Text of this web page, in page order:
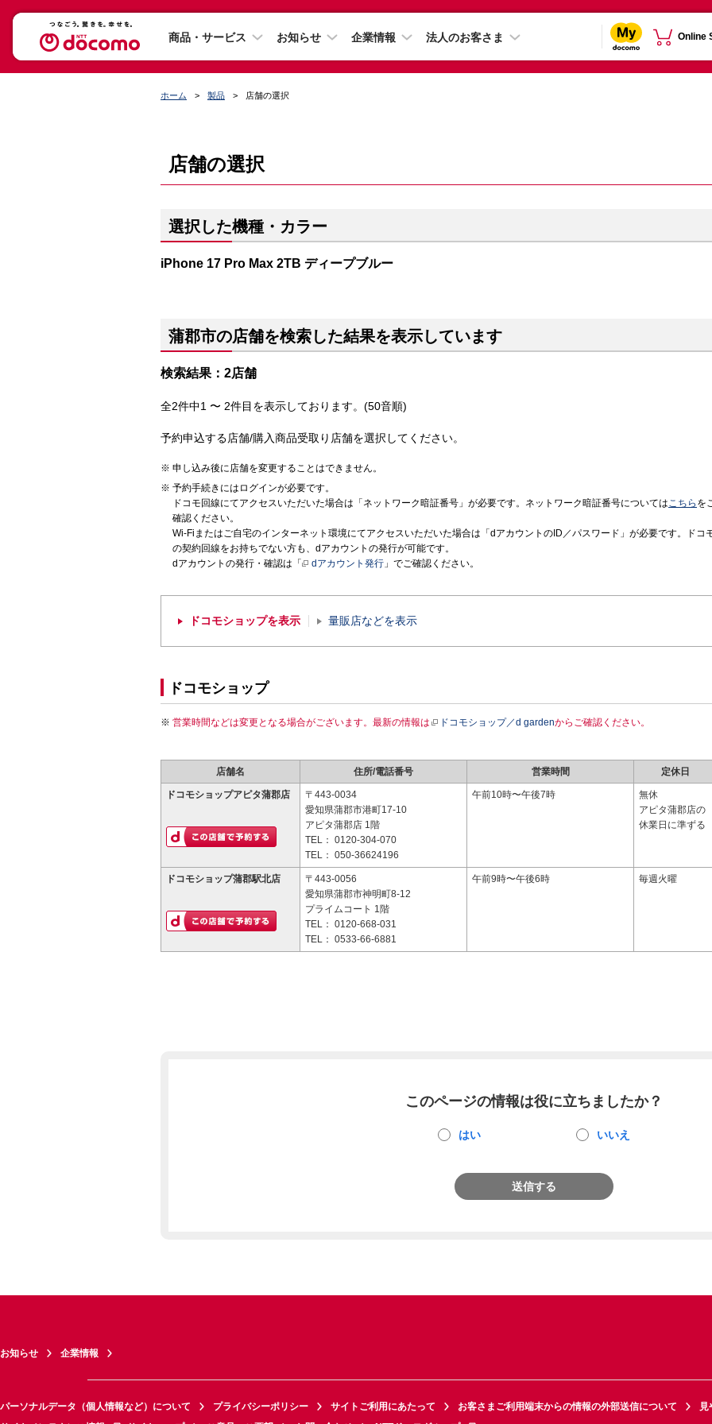
商品・サービス お知らせ 企業情報 法人のお客さま Online
ホーム 製品 店舗の選択
店舗の選択
選択した機種・カラー
iPhone 17 Pro Max 2TB ディープブルー
蒲郡市の店舗を検索した結果を表示しています
検索結果：2店舗
全2件中1 〜 2件目を表示しております。(50音順)
予約申込する店舗/購入商品受取り店舗を選択してください。
申し込み後に店舗を変更することはできません。
予約手続きにはログインが必要です。
ドコモ回線にてアクセスいただいた場合は「ネットワーク暗証番号」が必要です。ネットワーク暗証番号についてはこちら を
確認ください。
Wi-Fiまたはご自宅のインターネット環境にてアクセスいただいた場合は「dアカウントのID／パスワード」が必要です。ドコ
の契約回線をお持ちでない方も、dアカウントの発行が可能です。
dアカウントの発行・確認は「
dアカウント発行 」でご確認ください。
ドコモショップを表示 量販店などを表示
ドコモショップ
営業時間などは変更となる場合がございます。最新の情報は ドコモショップ／d gardenからご確認ください。
店舗名 住所/電話番号 営業時間 定休日
ドコモショップアピタ蒲郡店
〒443-0034
愛知県蒲郡市港町17-10
アピタ蒲郡店 1階
TEL： 0120-304-070
TEL： 050-36624196
午前10時〜午後7時
無休
アピタ蒲郡店の
休業日に準ずる
ドコモショップ蒲郡駅北店
〒443-0056
愛知県蒲郡市神明町8-12
プライムコート 1階
TEL： 0120-668-031
TEL： 0533-66-6881
午前9時〜午後6時 毎週火曜
このページの情報は役に立ちましたか？
はい いいえ
送信する
お知らせ 企業情報
パーソナルデータ（個人情報など）について プライバシーポリシー サイトご利用にあたって お客さまご利用端末からの情報の外部送信について
見